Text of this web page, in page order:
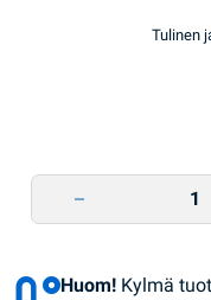
Tulinen
Munakoisosalaatti
Huom! Kylmä